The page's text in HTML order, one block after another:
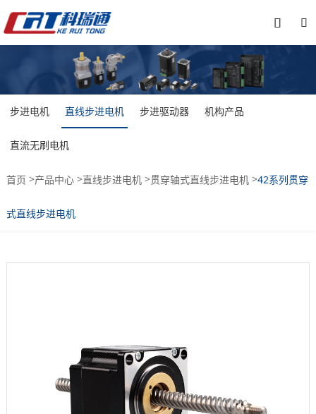


步进电机 直线步进电机 步进驱动器 机构产品
直流无刷电机
首页 >产品中心>直线步进电机>贯穿轴式直线步进电机>42系列贯穿
式直线步进电机